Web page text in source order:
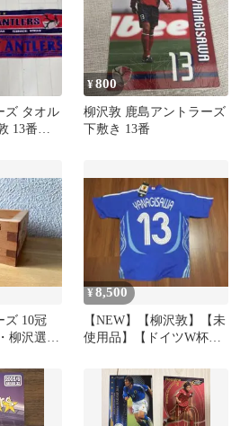
ズ タオル
13番
¥800
柳沢敦 鹿島アントラーズ
下敷き 13番
ズ 10冠
柳沢選手
¥8,500
【NEW】【柳沢敦】【未
使用品】【ドイツW杯着